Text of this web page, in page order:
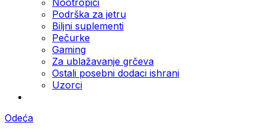
Podrška za jetru
Biljni suplementi
Pečurke
Gaming
Za ublažavanje grčeva
Ostali posebni dodaci ishrani
Uzorci
Odeća